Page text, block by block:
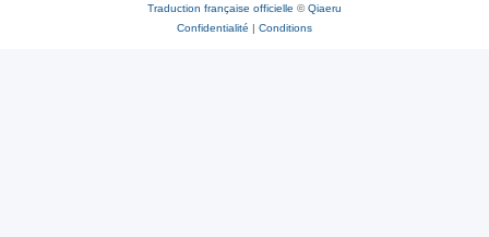
Traduction française officielle ©Qiaeru
Confidentialité | Conditions